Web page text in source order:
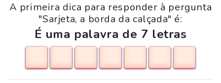
A primeira dica para responder à pergunta
"Sarjeta, a borda da calçada" é:
É uma palavra de 7 letras